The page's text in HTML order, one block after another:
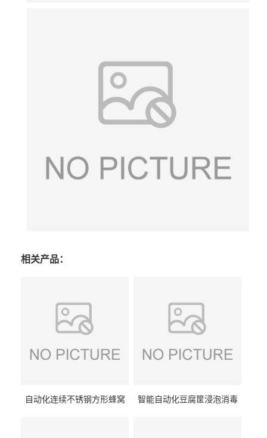
相关产品：
自动化连续不锈钢方形蜂窝
智能自动化豆腐筐浸泡消毒